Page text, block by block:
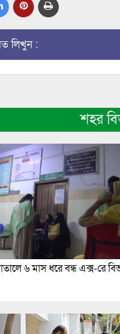
লিখুন :
শহর
৬ মাস ধরে বন্ধ এক্স-রে